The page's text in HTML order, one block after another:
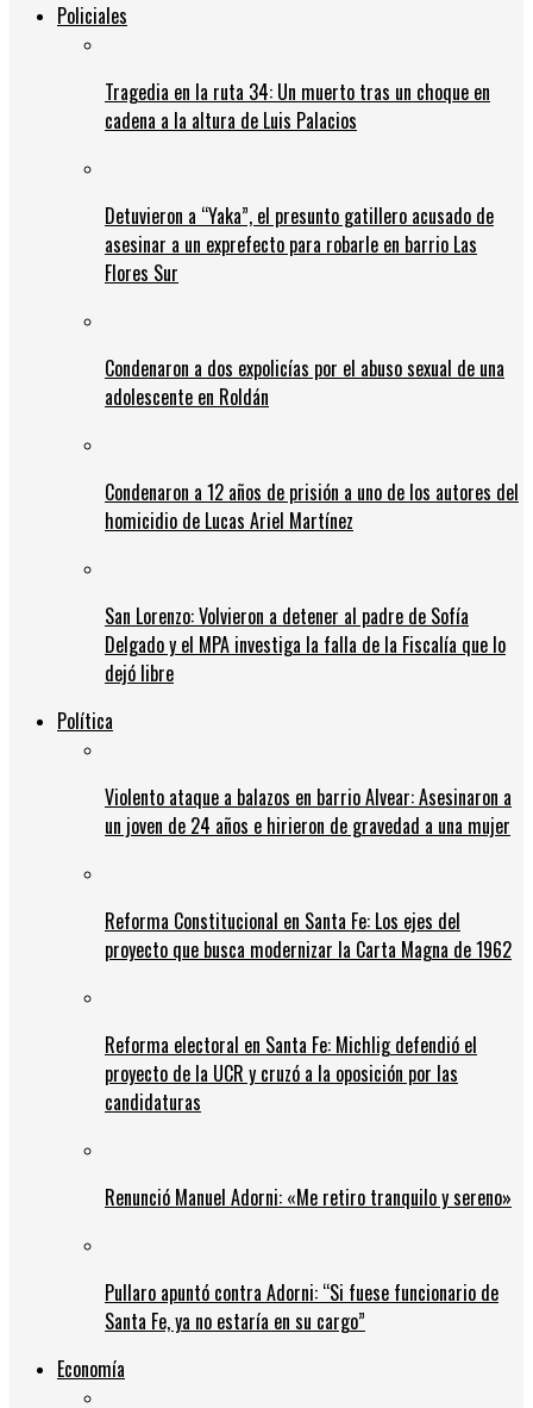
Policiales
Tragedia en la ruta 34: Un muerto tras un choque en
cadena a la altura de Luis Palacios
Detuvieron a “Yaka”, el presunto gatillero acusado de
asesinar a un exprefecto para robarle en barrio Las
Flores Sur
Condenaron a dos expolicías por el abuso sexual de una
adolescente en Roldán
Condenaron a 12 años de prisión a uno de los autores del
homicidio de Lucas Ariel Martínez
San Lorenzo: Volvieron a detener al padre de Sofía
Delgado y el MPA investiga la falla de la Fiscalía que lo
dejó libre
Política
Violento ataque a balazos en barrio Alvear: Asesinaron a
un joven de 24 años e hirieron de gravedad a una mujer
Reforma Constitucional en Santa Fe: Los ejes del
proyecto que busca modernizar la Carta Magna de 1962
Reforma electoral en Santa Fe: Michlig defendió el
proyecto de la UCR y cruzó a la oposición por las
candidaturas
Renunció Manuel Adorni: «Me retiro tranquilo y sereno»
Pullaro apuntó contra Adorni: “Si fuese funcionario de
Santa Fe, ya no estaría en su cargo”
Economía